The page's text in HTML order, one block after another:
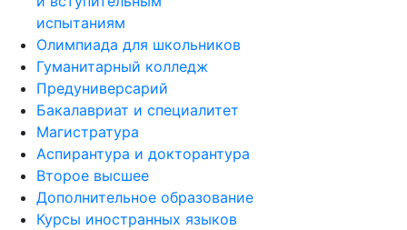
испытаниям
Олимпиада для школьников
Гуманитарный колледж
Предуниверсарий
Бакалавриат и специалитет
Магистратура
Аспирантура и докторантура
Второе высшее
Дополнительное образование
Курсы иностранных языков